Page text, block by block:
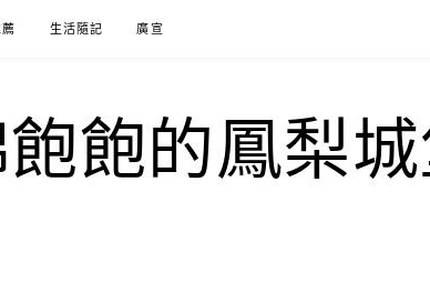
生活隨記 廣宣
飽的鳳梨